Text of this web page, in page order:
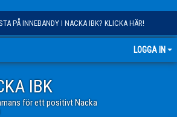
PÅ INNEBANDY I NACKA IBK? KLICKA HÄR!
LOGGA IN
IBK
för ett positivt Nacka